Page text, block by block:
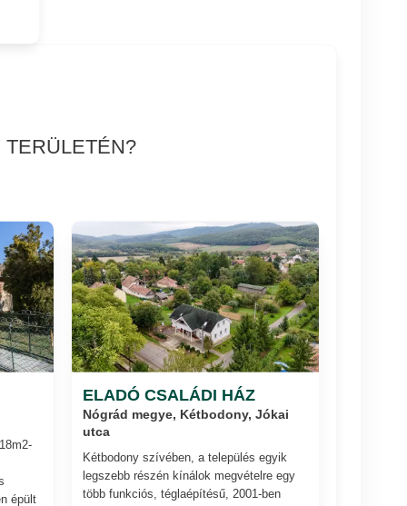
épült
ELADÓ CSALÁDI HÁZ
Nógrád megye, Kétbodony, Jókai
utca
Kétbodony szívében, a település egyik
legszebb részén kínálok megvételre egy
több funkciós, téglaépítésű, 2001-ben